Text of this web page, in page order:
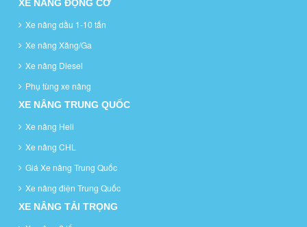
XE NÂNG ĐỘNG CƠ
Xe nâng dầu 1-10 tấn
Xe nâng Xăng/Ga
Xe nâng Diesel
Phụ tùng xe nâng
XE NÂNG TRUNG QUỐC
Xe nâng Heli
Xe nâng CHL
Giá Xe nâng Trung Quốc
Xe nâng điện Trung Quốc
XE NÂNG TẢI TRỌNG